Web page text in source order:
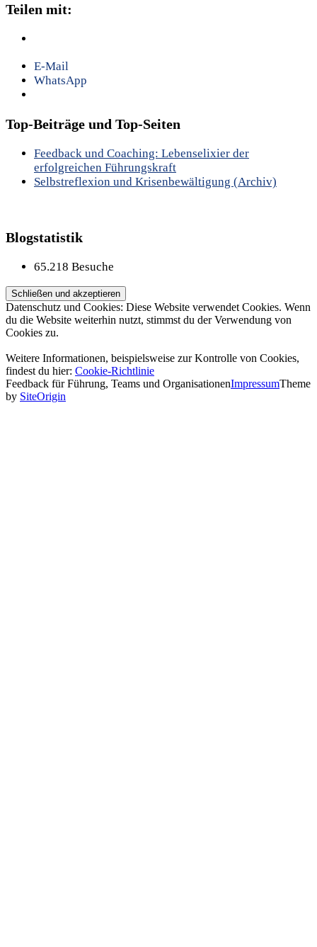
Teilen mit:
E-Mail
WhatsApp
Top-Beiträge und Top-Seiten
Feedback und Coaching: Lebenselixier der
erfolgreichen Führungskraft
Selbstreflexion und Krisenbewältigung (Archiv)
Blogstatistik
65.218 Besuche
Datenschutz und Cookies: Diese Website verwendet Cookies. Wenn
du die Website weiterhin nutzt, stimmst du der Verwendung von
Cookies zu.
Weitere Informationen, beispielsweise zur Kontrolle von Cookies,
findest du hier: Cookie-Richtlinie
Feedback für Führung, Teams und OrganisationenImpressumTheme
by SiteOrigin